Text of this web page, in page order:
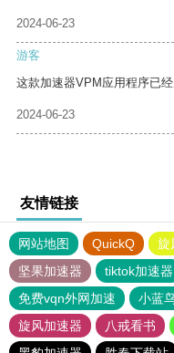
2024-06-23
游客
这款加速器VPM应用程序已
2024-06-23
友情链接
网站地图 QuickQ 旋
坚果加速器
tiktok加速器
免费vqn外网加速
小蓝
旋风加速器
八戒看书